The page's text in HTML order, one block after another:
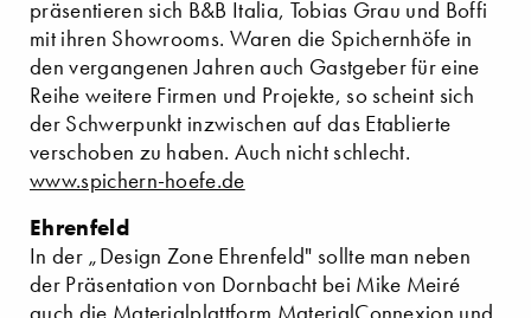
präsentieren sich B&B Italia, Tobias Grau und Boffi
mit ihren Showrooms. Waren die Spichernhöfe in
den vergangenen Jahren auch Gastgeber für eine
Reihe weitere Firmen und Projekte, so scheint sich
der Schwerpunkt inzwischen auf das Etablierte
verschoben zu haben. Auch nicht schlecht.
www.spichern-hoefe.de
Ehrenfeld
In der „Design Zone Ehrenfeld" sollte man neben
der Präsentation von Dornbacht bei Mike Meiré
auch die Materialplattform MaterialConnexion und